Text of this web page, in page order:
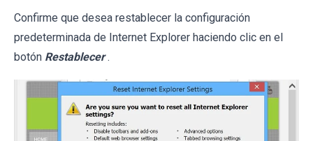
Confirme que desea restablecer la configuración
predeterminada de Internet Explorer haciendo clic en el
botón Restablecer .